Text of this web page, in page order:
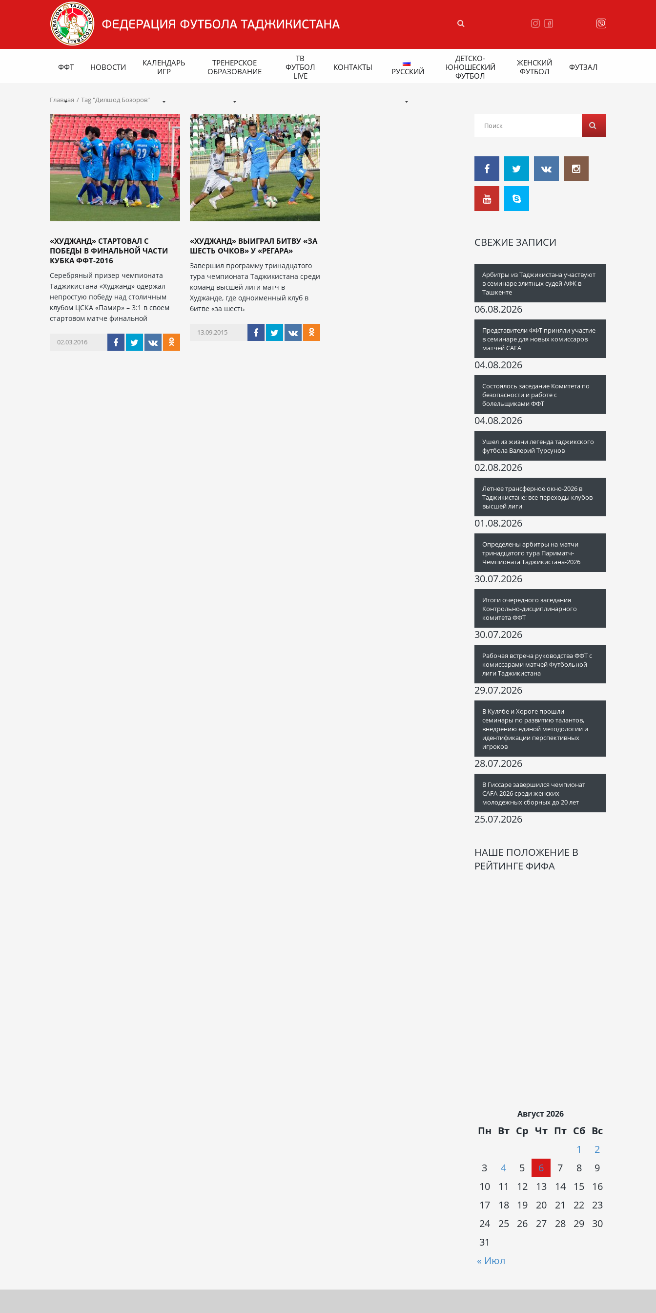
ФФТ НОВОСТИ
КАЛЕНДАРЬ
ИГР
ТРЕНЕРСКОЕ
ОБРАЗОВАНИЕ
ТВ
ФУТБОЛ
LIVE
КОНТАКТЫ РУССКИЙ
ДЕТСКО-
ЮНОШЕСКИЙ
ФУТБОЛ
ЖЕНСКИЙ
ФУТБОЛ
ФУТЗАЛ
Главная Tag "Дилшод Бозоров"
«ХУДЖАНД» СТАРТОВАЛ С
ПОБЕДЫ В ФИНАЛЬНОЙ ЧАСТИ
КУБКА ФФТ-2016
Серебряный призер чемпионата
Таджикистана «Худжанд» одержал
непростую победу над столичным
клубом ЦСКА «Памир» – 3:1 в своем
стартовом матче финальной
02.03.2016
«ХУДЖАНД» ВЫИГРАЛ БИТВУ «ЗА
ШЕСТЬ ОЧКОВ» У «РЕГАРА»
Завершил программу тринадцатого
тура чемпионата Таджикистана среди
команд высшей лиги матч в
Худжанде, где одноименный клуб в
битве «за шесть
13.09.2015
СВЕЖИЕ ЗАПИСИ
Арбитры из Таджикистана участвуют
в семинаре элитных судей АФК в
Ташкенте
06.08.2026
Представители ФФТ приняли участие
в семинаре для новых комиссаров
матчей CAFA
04.08.2026
Состоялось заседание Комитета по
безопасности и работе с
болельщиками ФФТ
04.08.2026
Ушел из жизни легенда таджикского
футбола Валерий Турсунов
02.08.2026
Летнее трансферное окно-2026 в
Таджикистане: все переходы клубов
высшей лиги
01.08.2026
Определены арбитры на матчи
тринадцатого тура Париматч-
Чемпионата Таджикистана-2026
30.07.2026
Итоги очередного заседания
Контрольно-дисциплинарного
комитета ФФТ
30.07.2026
Рабочая встреча руководства ФФТ с
комиссарами матчей Футбольной
лиги Таджикистана
29.07.2026
В Кулябе и Хороге прошли
семинары по развитию талантов,
внедрению единой методологии и
идентификации перспективных
игроков
28.07.2026
В Гиссаре завершился чемпионат
CAFA-2026 среди женских
молодежных сборных до 20 лет
25.07.2026
НАШЕ ПОЛОЖЕНИЕ В
РЕЙТИНГЕ ФИФА
Август 2026
Пн Вт Ср Чт Пт Сб Вс
« Июл
1
2
3
4 5 6 7 8
9
10
11 12 13 14 15
16
17
18 19 20 21 22
23
24
25 26 27 28 29
30
31